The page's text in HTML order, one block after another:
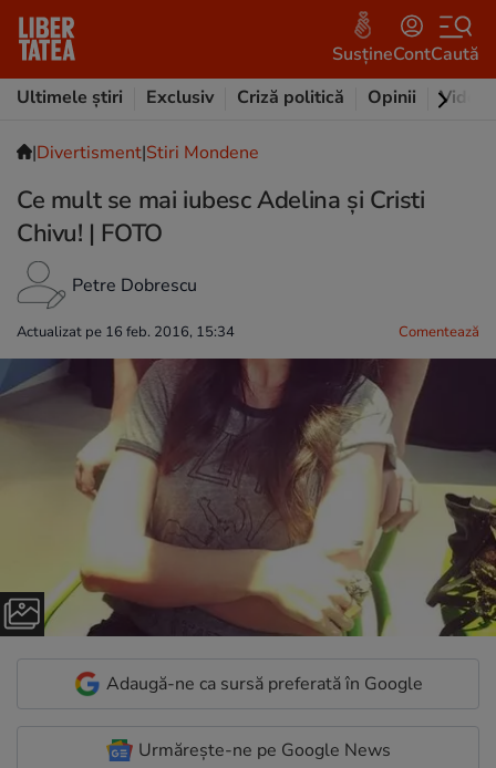
SusțineContCaută
Ultimele știri
Exclusiv Criză politică Opinii Video
|Divertisment|Stiri Mondene
Ce mult se mai iubesc Adelina și Cristi
Chivu! | FOTO
Petre Dobrescu
Actualizat pe 16 feb. 2016, 15:34 Comentează
Adaugă-ne ca sursă preferată în Google
Urmărește-ne pe Google News